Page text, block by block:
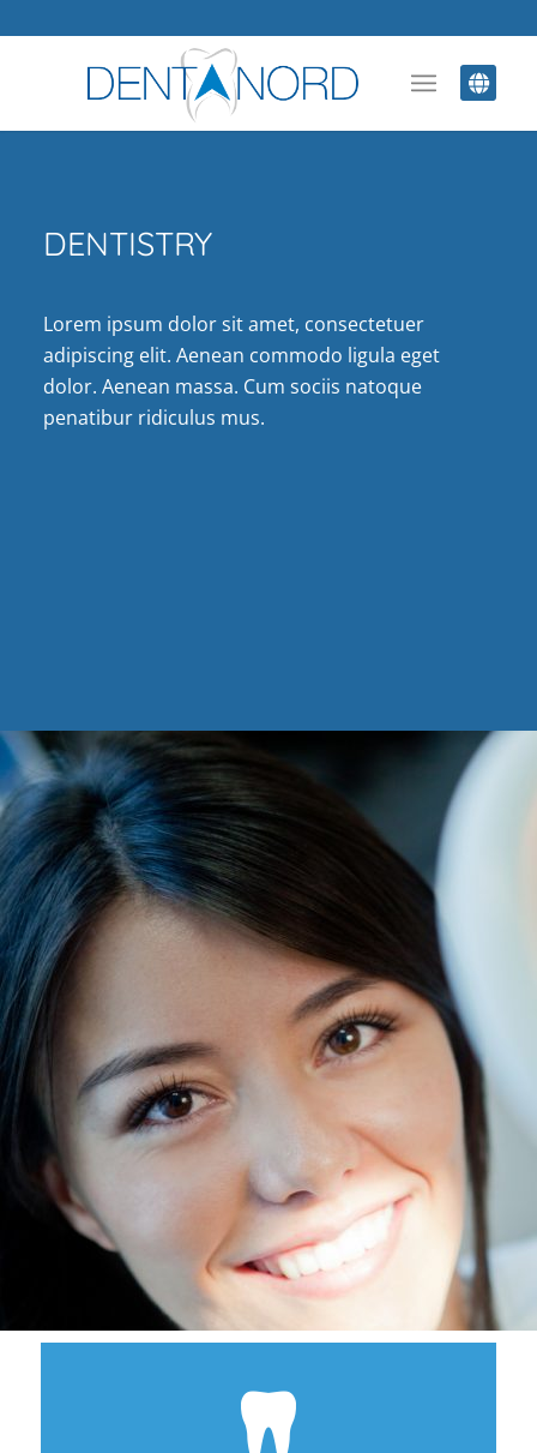
DENTISTRY
Lorem ipsum dolor sit amet, consectetuer
adipiscing elit. Aenean commodo ligula eget
dolor. Aenean massa. Cum sociis natoque
penatibur ridiculus mus.